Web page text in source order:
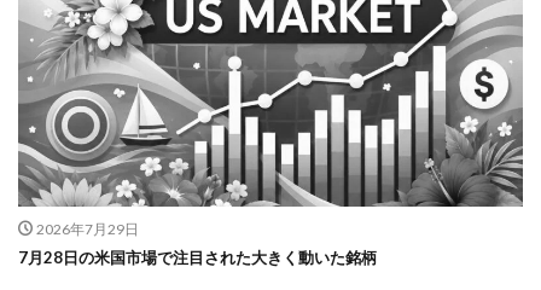
2026年7月29日
7月28日の米国市場で注目された大きく動いた銘柄